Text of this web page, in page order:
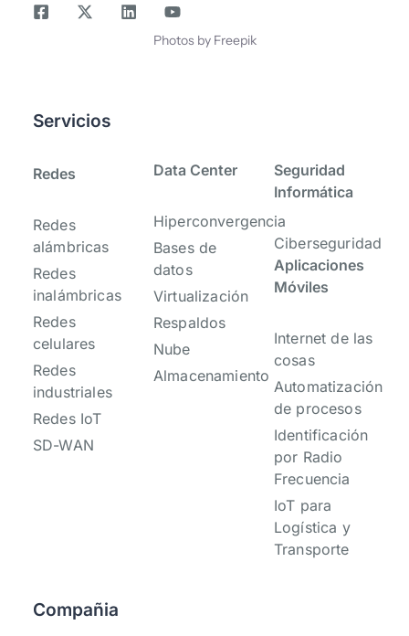
Photos by Freepik
Servicios
Redes
Redes
alámbricas
Redes
inalámbricas
Redes
celulares
Redes
industriales
Redes IoT
SD-WAN
Data Center
Hiperconvergencia
Bases de
datos
Virtualización
Respaldos
Nube
Almacenamiento
Seguridad
Informática
Ciberseguridad
Aplicaciones
Móviles
Internet de las
cosas
Automatización
de procesos
Identificación
por Radio
Frecuencia
IoT para
Logística y
Transporte
Compañia